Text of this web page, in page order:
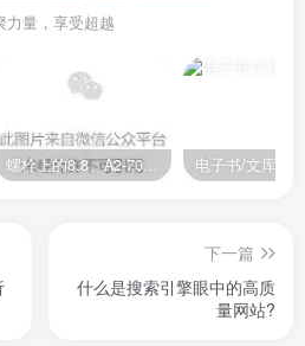
力量，享受超越
螺栓上的8.8、A2-70是什么意思？ 电子书/文库
下一篇
什么是搜索引擎眼中的高质
量网站?